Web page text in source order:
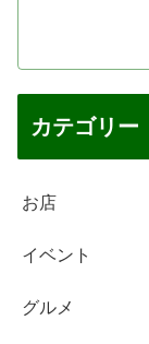
カテゴリー
お店
イベント
グルメ